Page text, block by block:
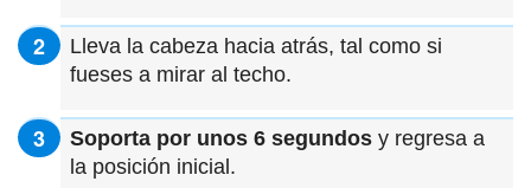
Lleva la cabeza hacia atrás, tal como si
fueses a mirar al techo.
Soporta por unos 6 segundos y regresa a
la posición inicial.